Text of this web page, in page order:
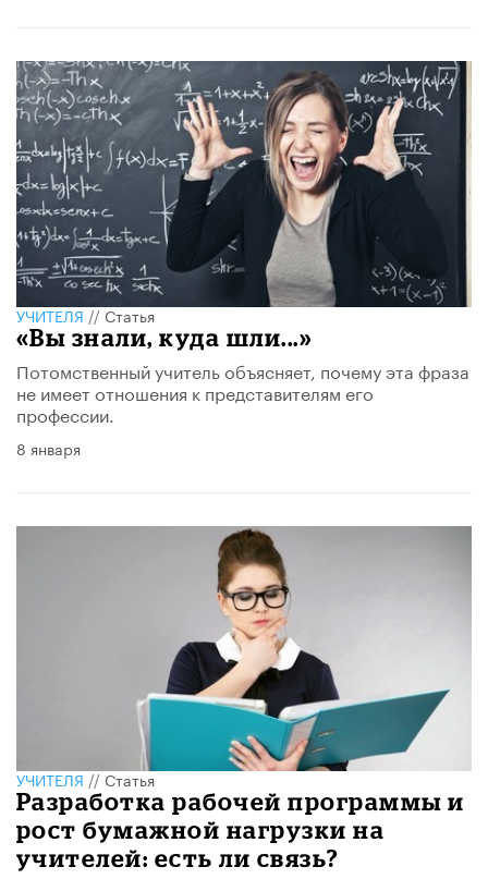
УЧИТЕЛЯ//Статья
«Вы знали, куда шли...»
Потомственный учитель объясняет, почему эта фраза
не имеет отношения к представителям его
профессии.
8 января
УЧИТЕЛЯ//Статья
Разработка рабочей программы и
рост бумажной нагрузки на
учителей: есть ли связь?